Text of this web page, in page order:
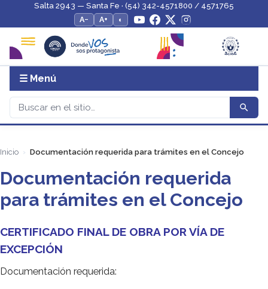
Salta 2943 — Santa Fe · (54) 342-4571800 / 4571765
A−
A+ ◐
☰ Menú
Inicio Documentación requerida para trámites en el Concejo
Documentación requerida
para trámites en el Concejo
CERTIFICADO FINAL DE OBRA POR VÍA DE
EXCEPCIÓN
Documentación requerida: